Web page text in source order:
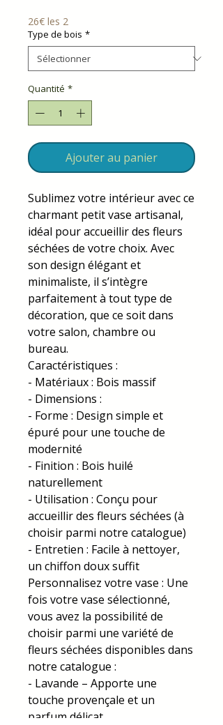
26€ les 2
Type de bois *
Quantité *
Ajouter au panier
Sublimez votre intérieur avec ce
charmant petit vase artisanal,
idéal pour accueillir des fleurs
séchées de votre choix. Avec
son design élégant et
minimaliste, il s’intègre
parfaitement à tout type de
décoration, que ce soit dans
votre salon, chambre ou
bureau.
Caractéristiques :
- Matériaux : Bois massif
- Dimensions :
- Forme : Design simple et
épuré pour une touche de
modernité
- Finition : Bois huilé
naturellement
- Utilisation : Conçu pour
accueillir des fleurs séchées (à
choisir parmi notre catalogue)
- Entretien : Facile à nettoyer,
un chiffon doux suffit
Personnalisez votre vase : Une
fois votre vase sélectionné,
vous avez la possibilité de
choisir parmi une variété de
fleurs séchées disponibles dans
notre catalogue :
- Lavande – Apporte une
touche provençale et un
parfum délicat